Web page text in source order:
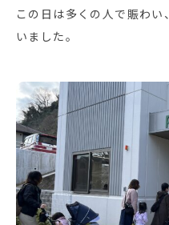
この日は多くの人で賑わ
いました。